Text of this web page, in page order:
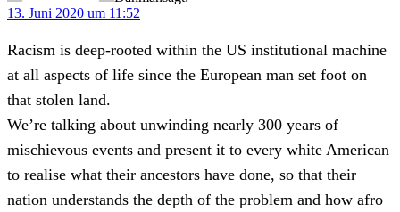
13. Juni 2020 um 11:52
Racism is deep-rooted within the US institutional machine
at all aspects of life since the European man set foot on
that stolen land.
We’re talking about unwinding nearly 300 years of
mischievous events and present it to every white American
to realise what their ancestors have done, so that their
nation understands the depth of the problem and how afro